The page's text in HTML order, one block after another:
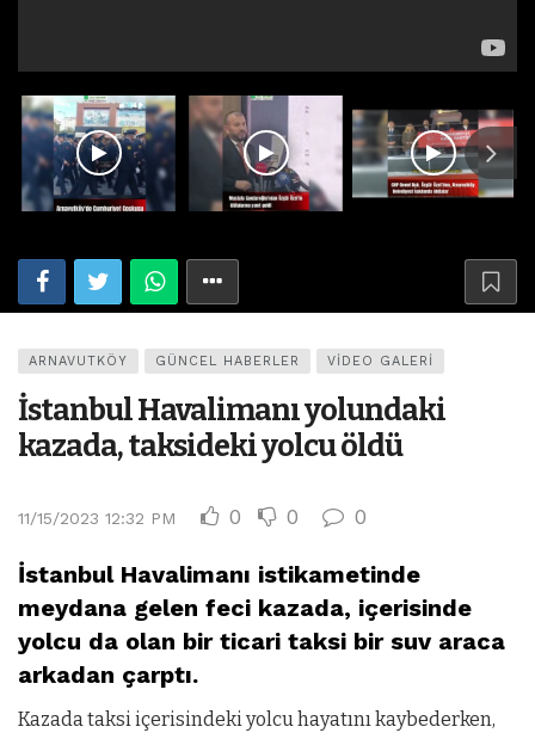
ARNAVUTKÖY GÜNCEL HABERLER VIDEO GALERI
İstanbul Havalimanı yolundaki
kazada, taksideki yolcu öldü
11/15/2023 12:32 PM 0 0 0
İstanbul Havalimanı istikametinde
meydana gelen feci kazada, içerisinde
yolcu da olan bir ticari taksi bir suv araca
arkadan çarptı.
Kazada taksi içerisindeki yolcu hayatını kaybederken,